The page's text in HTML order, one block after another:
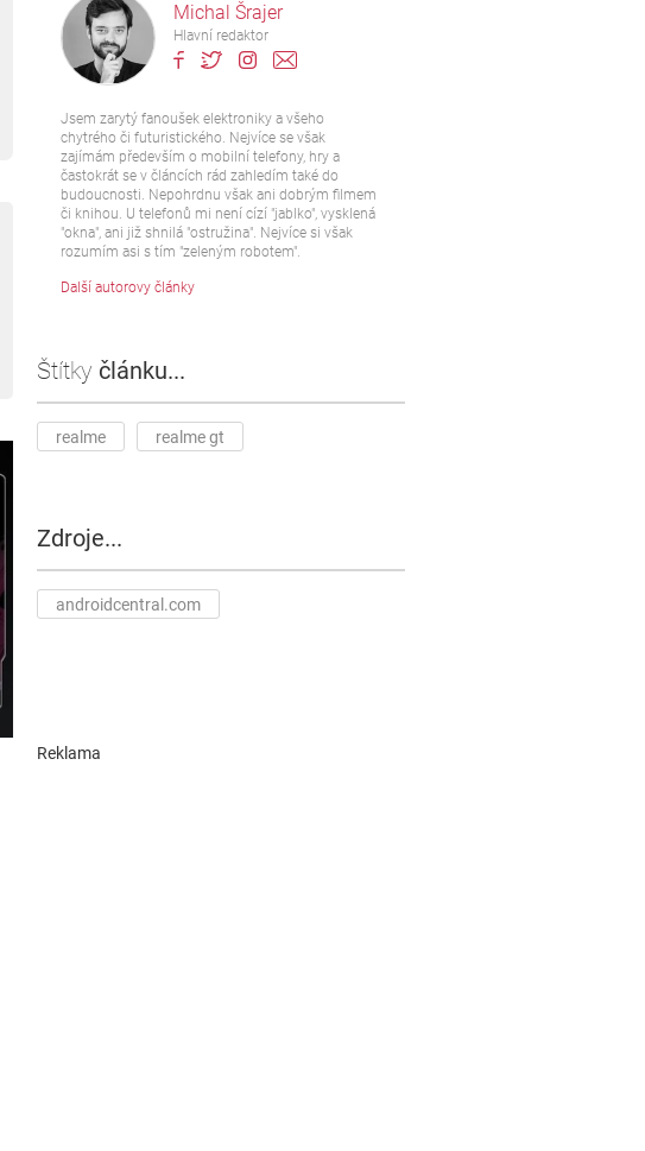
Michal Šrajer
Hlavní redaktor
Jsem zarytý fanoušek elektroniky a všeho
chytrého či futuristického. Nejvíce se však
zajímám především o mobilní telefony, hry a
častokrát se v článcích rád zahledím také do
budoucnosti. Nepohrdnu však ani dobrým filmem
či knihou. U telefonů mi není cízí "jablko", vysklená
"okna", ani již shnilá "ostružina". Nejvíce si však
rozumím asi s tím "zeleným robotem".
Další autorovy články
Štítky článku...
realme realme gt
Zdroje...
androidcentral.com
Reklama